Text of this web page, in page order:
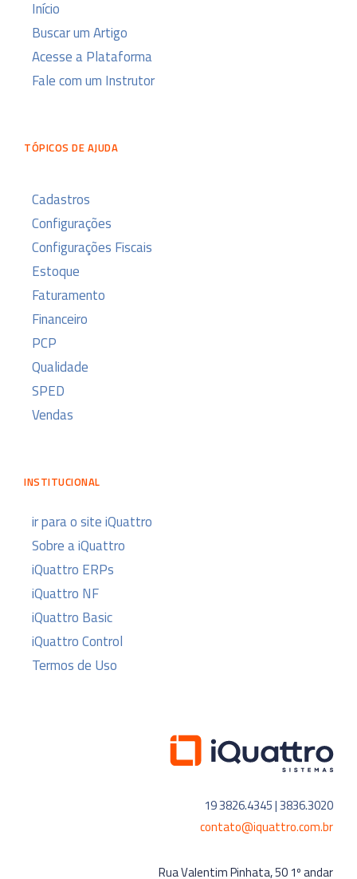
Início
Buscar um Artigo
Acesse a Plataforma
Fale com um Instrutor
TÓPICOS DE AJUDA
Cadastros
Configurações
Configurações Fiscais
Estoque
Faturamento
Financeiro
PCP
Qualidade
SPED
Vendas
INSTITUCIONAL
ir para o site iQuattro
Sobre a iQuattro
iQuattro ERPs
iQuattro NF
iQuattro Basic
iQuattro Control
Termos de Uso
19 3826.4345 | 3836.3020
contato@iquattro.com.br
Rua Valentim Pinhata, 50 1º andar